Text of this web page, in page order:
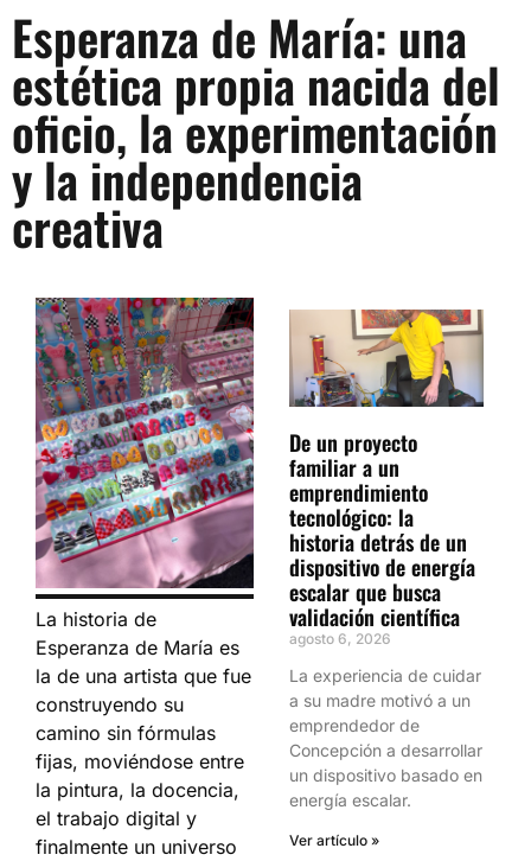
Esperanza de María: una
estética propia nacida del
oficio, la experimentación
y la independencia
creativa
La historia de
Esperanza de María es
la de una artista que fue
construyendo su
camino sin fórmulas
fijas, moviéndose entre
la pintura, la docencia,
el trabajo digital y
finalmente un universo
De un proyecto
familiar a un
emprendimiento
tecnológico: la
historia detrás de un
dispositivo de energía
escalar que busca
validación científica
agosto 6, 2026
La experiencia de cuidar
a su madre motivó a un
emprendedor de
Concepción a desarrollar
un dispositivo basado en
energía escalar.
Ver artículo »